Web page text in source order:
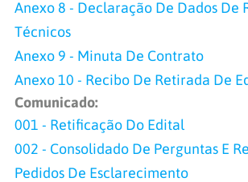
Anexo 8 - Declaração De Dados De
Técnicos
Anexo 9 - Minuta De Contrato
Anexo 10 - Recibo De Retirada De
Comunicado:
001 - Retificação Do Edital
002 - Consolidado De Perguntas E
Pedidos De Esclarecimento